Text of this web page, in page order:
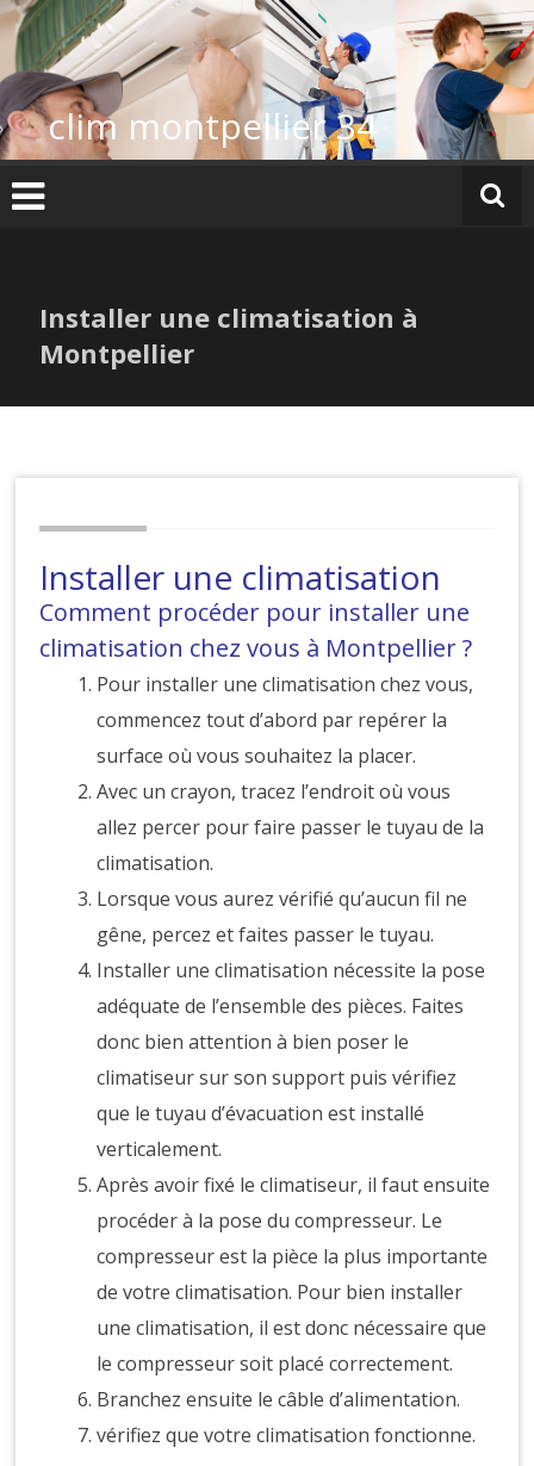
Skip
to
content
clim montpellier 34
Installer une climatisation à
Montpellier
Installer une climatisation
Comment procéder pour installer une
climatisation chez vous à Montpellier ?
Pour installer une climatisation chez vous,
commencez tout d’abord par repérer la
surface où vous souhaitez la placer.
Avec un crayon, tracez l’endroit où vous
allez percer pour faire passer le tuyau de la
climatisation.
Lorsque vous aurez vérifié qu’aucun fil ne
gêne, percez et faites passer le tuyau.
Installer une climatisation nécessite la pose
adéquate de l’ensemble des pièces. Faites
donc bien attention à bien poser le
climatiseur sur son support puis vérifiez
que le tuyau d’évacuation est installé
verticalement.
Après avoir fixé le climatiseur, il faut ensuite
procéder à la pose du compresseur. Le
compresseur est la pièce la plus importante
de votre climatisation. Pour bien installer
une climatisation, il est donc nécessaire que
le compresseur soit placé correctement.
Branchez ensuite le câble d’alimentation.
vérifiez que votre climatisation fonctionne.